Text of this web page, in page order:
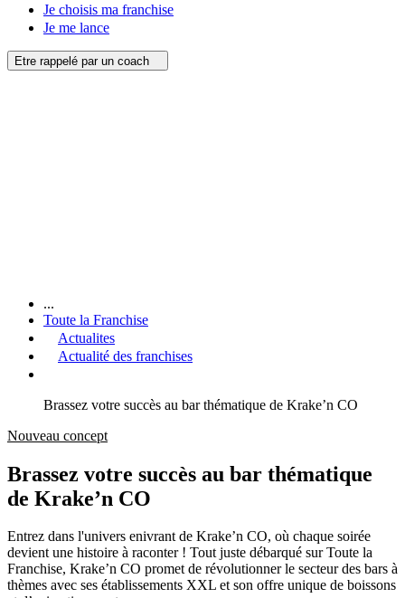
Je choisis ma franchise
Je me lance
Etre rappelé par un coach
...
Toute la Franchise
Actualites
Actualité des franchises
Brassez votre succès au bar thématique de Krake’n CO
Nouveau concept
Brassez votre succès au bar thématique
de Krake’n CO
Entrez dans l'univers enivrant de Krake’n CO, où chaque soirée
devient une histoire à raconter ! Tout juste débarqué sur Toute la
Franchise, Krake’n CO promet de révolutionner le secteur des bars à
thèmes avec ses établissements XXL et son offre unique de boissons